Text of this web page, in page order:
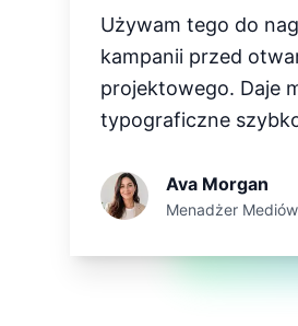
Używam tego do
kampanii przed
projektowego. Daje
typograficzne
Ava Morgan
Menadżer